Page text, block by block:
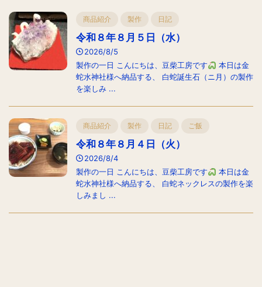
商品紹介 製作 日記
令和８年８月５日（水）
2026/8/5
製作の一日 こんにちは、豆柴工房です
本日は金
蛇水神社様へ納品する、 白蛇誕生石（ニ月）の製作
を楽しみ ...
商品紹介 製作 日記 ご飯
令和８年８月４日（火）
2026/8/4
製作の一日 こんにちは、豆柴工房です
本日は金
蛇水神社様へ納品する、 白蛇ネックレスの製作を楽
しみまし ...